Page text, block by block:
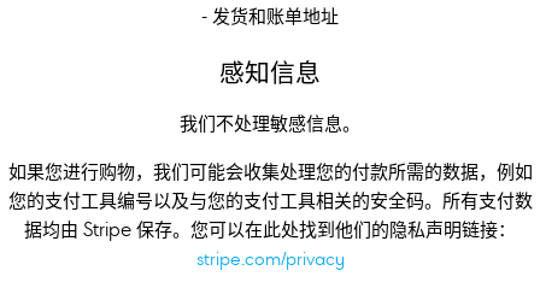
- 发货和账单地址
感知信息
我们不处理敏感信息。
如果您进行购物，我们可能会收集处理您的付款所需的数据，例如
您的支付工具编号以及与您的支付工具相关的安全码。所有支付数
据均由 Stripe 保存。您可以在此处找到他们的隐私声明链接：
stripe.com/privacy